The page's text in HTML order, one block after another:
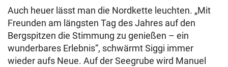
Auch heuer lässt man die Nordkette leuchten. „Mit
Freunden am längsten Tag des Jahres auf den
Bergspitzen die Stimmung zu genießen – ein
wunderbares Erlebnis“, schwärmt Siggi immer
wieder aufs Neue. Auf der Seegrube wird Manuel